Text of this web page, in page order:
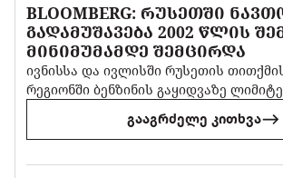
BLOOMBERG: ᲠᲣᲡᲔᲗᲨᲘ
ᲒᲐᲓᲐᲛᲣᲨᲐᲕᲔᲑᲐ 2002 ᲬᲚᲘᲡ
ᲛᲘᲜᲘᲛᲣᲛᲐᲛᲓᲔ ᲨᲔᲛᲪᲘᲠᲓᲐ
ივნისსა და ივლისში რუსეთის
რეგიონში ბენზინის გაყიდვაზე
გააგრძელე კითხვა